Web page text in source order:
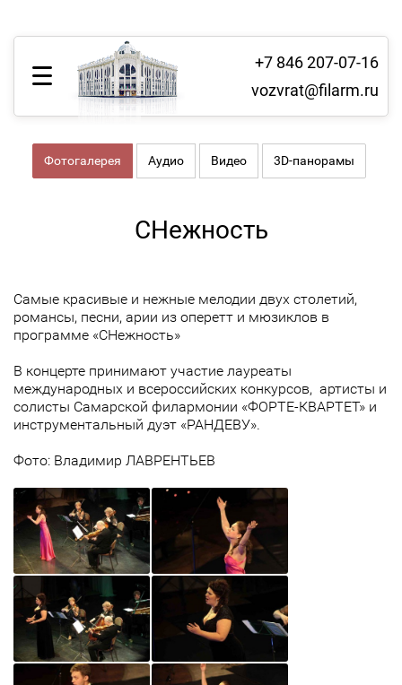
+7 846 207-07-16
vozvrat@filarm.ru
Фотогалерея Аудио Видео 3D-панорамы
СНежность
Самые красивые и нежные мелодии двух столетий,
романсы, песни, арии из оперетт и мюзиклов в
программе «СНежность»
В концерте принимают участие лауреаты
международных и всероссийских конкурсов, артисты и
солисты Самарской филармонии «ФОРТЕ-КВАРТЕТ» и
инструментальный дуэт «РАНДЕВУ».
Фото: Владимир ЛАВРЕНТЬЕВ